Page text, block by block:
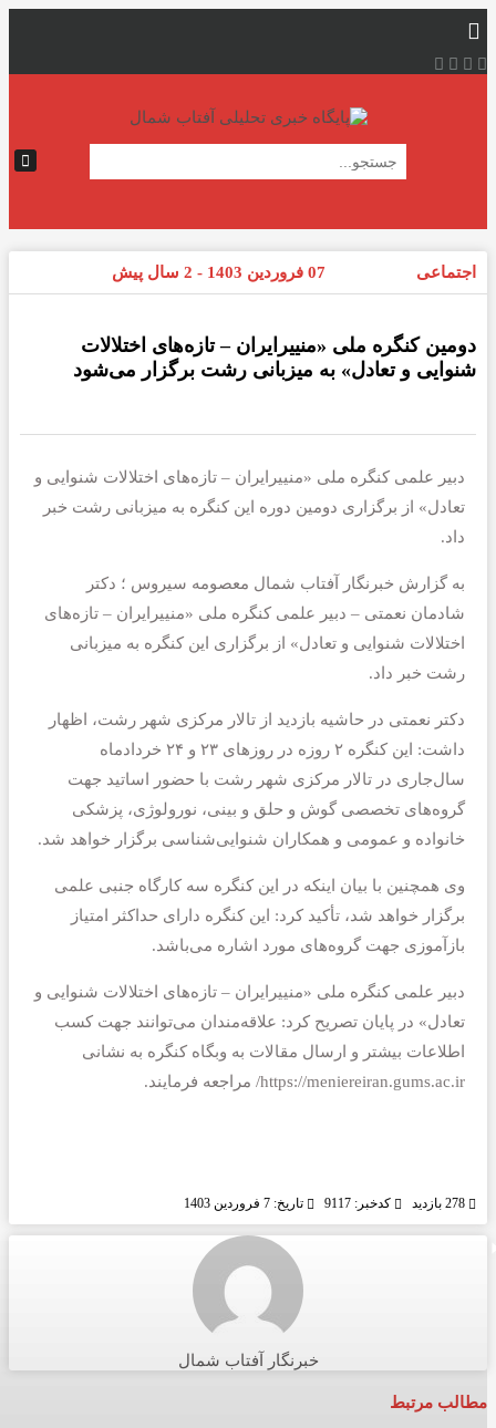
اجتماعی 07 فروردین 1403 - 2 سال پیش
دومین کنگره ملی «منییرایران – تازه‌های اختلالات
شنوایی و تعادل» به میزبانی رشت برگزار می‌شود
دبیر علمی کنگره ملی «منییرایران – تازه‌های اختلالات شنوایی و
تعادل» از برگزاری دومین دوره این کنگره به میزبانی رشت خبر
داد.
به گزارش خبرنگار آفتاب شمال معصومه سیروس ؛ دکتر
شادمان نعمتی – دبیر علمی کنگره ملی «منییرایران – تازه‌های
اختلالات شنوایی و تعادل» از برگزاری این کنگره به میزبانی
رشت خبر داد.
دکتر نعمتی در حاشیه بازدید از تالار مرکزی شهر رشت، اظهار
داشت: این کنگره ۲ روزه در روزهای ۲۳ و ۲۴ خردادماه
سال‌جاری در تالار مرکزی شهر رشت با حضور اساتید جهت
گروه‌های تخصصی گوش و حلق و بینی، نورولوژی، پزشکی
خانواده و عمومی و همکاران شنوایی‌شناسی برگزار خواهد شد.
وی همچنین با بیان اینکه در این کنگره سه کارگاه جنبی علمی
برگزار خواهد شد، تأکید کرد: این کنگره دارای حداکثر امتیاز
بازآموزی جهت گروه‌های مورد اشاره می‌باشد.
دبیر علمی کنگره ملی «منییرایران – تازه‌های اختلالات شنوایی و
تعادل» در پایان تصریح کرد: علاقه‌مندان می‌توانند جهت کسب
اطلاعات بیشتر و ارسال مقالات به وبگاه کنگره به نشانی
https://meniereiran.gums.ac.ir/ مراجعه فرمایند.
278 بازدید کدخبر: 9117 تاریخ: 7 فروردین 1403
خبرنگار آفتاب شمال
مطالب مرتبط